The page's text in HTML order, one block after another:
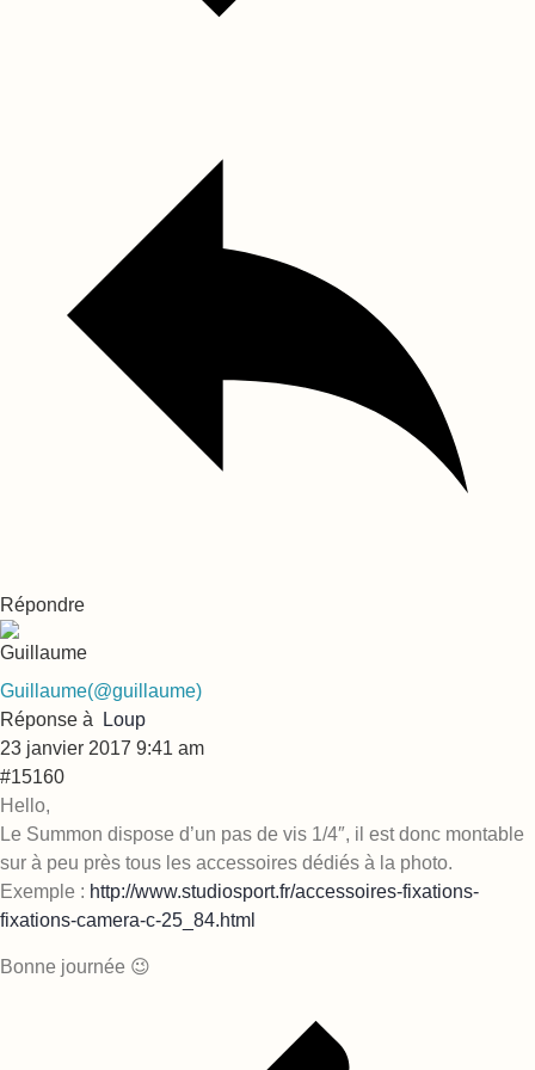
Répondre
Guillaume(@guillaume)
Réponse à Loup
23 janvier 2017 9:41 am
#15160
Hello,
Le Summon dispose d’un pas de vis 1/4″, il est donc montable
sur à peu près tous les accessoires dédiés à la photo.
Exemple : http://www.studiosport.fr/accessoires-fixations-
fixations-camera-c-25_84.html
Bonne journée 😉